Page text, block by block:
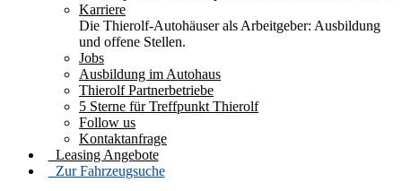
Karriere
Die Thierolf-Autohäuser als Arbeitgeber: Ausbildung
und offene Stellen.
Jobs
Ausbildung im Autohaus
Thierolf Partnerbetriebe
5 Sterne für Treffpunkt Thierolf
Follow us
Kontaktanfrage
Leasing Angebote
Zur Fahrzeugsuche